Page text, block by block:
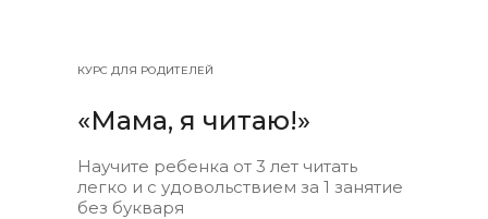
КУРС ДЛЯ РОДИТЕЛЕЙ
«Мама, я читаю!»
Научите ребенка от 3 лет читать
легко и с удовольствием за 1 занятие
без букваря